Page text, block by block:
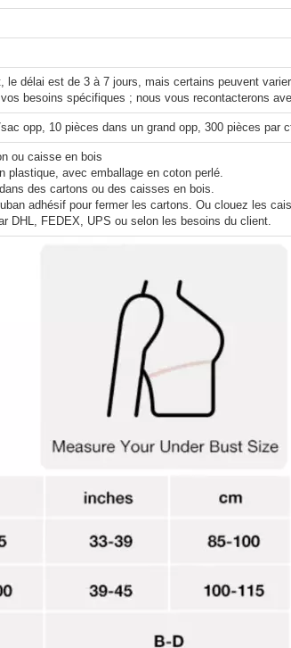
le délai est de 3 à 7 jours, mais certains peuvent
besoins spécifiques ; nous vous recontacterons
opp, 10 pièces dans un grand opp, 300 pièces par
ou caisse en bois
plastique, avec emballage en coton perlé.
des cartons ou des caisses en bois.
adhésif pour fermer les cartons. Ou clouez les
DHL, FEDEX, UPS ou selon les besoins du client.